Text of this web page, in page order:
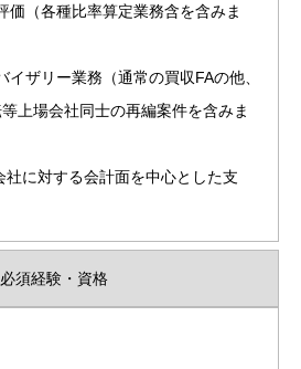
価（各種比率算定業務含を含みま
イザリー業務（通常の買収FAの他、
上場会社同士の再編案件を含みま
社に対する会計面を中心とした支
必須経験・資格